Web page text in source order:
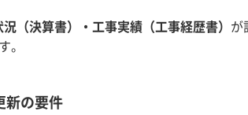
（決算書） ・工事実績（工事経歴書） が
。
新の要件